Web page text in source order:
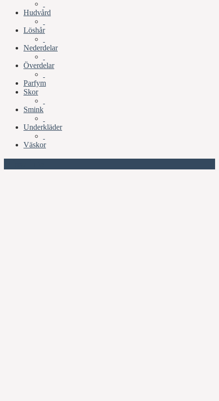
Hudvård
Löshår
Nederdelar
Överdelar
Parfym
Skor
Smink
Underkläder
Väskor